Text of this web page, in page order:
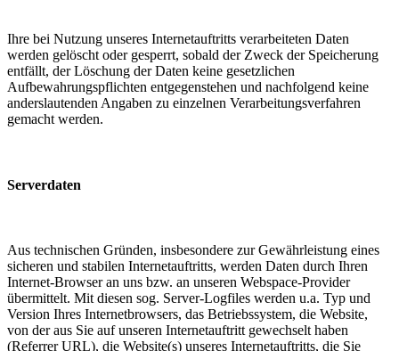
Ihre bei Nutzung unseres Internetauftritts verarbeiteten Daten
werden gelöscht oder gesperrt, sobald der Zweck der Speicherung
entfällt, der Löschung der Daten keine gesetzlichen
Aufbewahrungspflichten entgegenstehen und nachfolgend keine
anderslautenden Angaben zu einzelnen Verarbeitungsverfahren
gemacht werden.
Serverdaten
Aus technischen Gründen, insbesondere zur Gewährleistung eines
sicheren und stabilen Internetauftritts, werden Daten durch Ihren
Internet-Browser an uns bzw. an unseren Webspace-Provider
übermittelt. Mit diesen sog. Server-Logfiles werden u.a. Typ und
Version Ihres Internetbrowsers, das Betriebssystem, die Website,
von der aus Sie auf unseren Internetauftritt gewechselt haben
(Referrer URL), die Website(s) unseres Internetauftritts, die Sie